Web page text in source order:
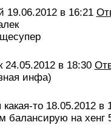
19.06.2012 в 16:21
24.05.2012 в 18:30
инфа)
какая-то 18.05.2012 в
балансирую на хенг